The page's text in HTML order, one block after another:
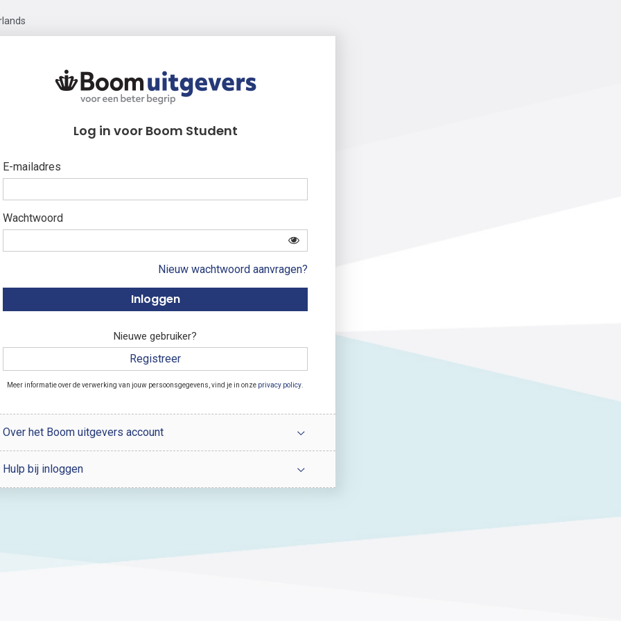
Log in voor Boom Student
E-mailadres
Wachtwoord
Nieuw wachtwoord aanvragen?
Nieuwe gebruiker?
Registreer
Meer informatie over de verwerking van jouw persoonsgegevens, vind je in onze privacy policy
Over het Boom uitgevers account
Hulp bij inloggen